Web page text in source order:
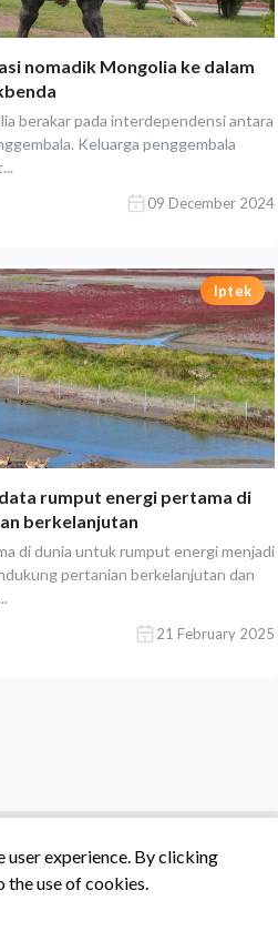
nomadik Mongolia ke dalam
berakar pada interdependensi antara
Keluarga penggembala
09 December 2024
Iptek
rumput energi pertama di
berkelanjutan
di dunia untuk rumput energi menjadi
pertanian berkelanjutan dan
21 February 2025
experience. By clicking
the use of cookies.